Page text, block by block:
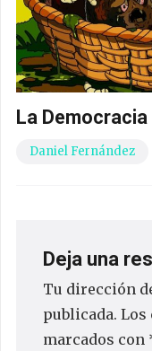
La
Daniel Fernández
Deja una
Tu dirección
publicada. Los
marcados con